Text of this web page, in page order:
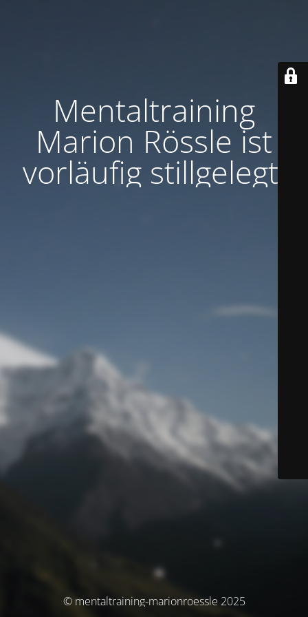
Mentaltraining
Marion Rössle ist
vorläufig stillgelegt.
© mentaltraining-marionroessle 2025